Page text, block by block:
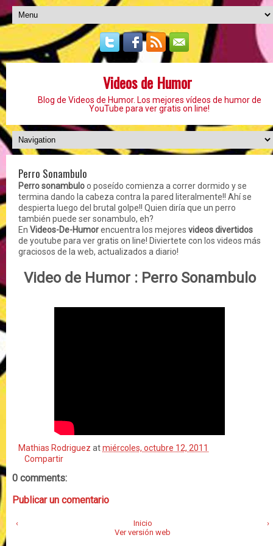
Videos de Humor
Blog de Videos de Humor. Los mejores vídeos de humor de
YouTube para ver gratis on line!
Perro Sonambulo
Perro sonambuloo poseído comienza a correr dormido y se
termina dando la cabeza contra la pared literalmente!! Ahí se
despierta luego del brutal golpe!! Quien diría que un perro
también puede ser sonambulo, eh?
En Videos-De-Humorencuentra los mejores videos divertidos
de youtube para ver gratis on line! Diviertete con los videos más
graciosos de la web, actualizados a diario!
Video de Humor : Perro Sonambulo
Mathias Rodriguez atmiércoles, octubre 12, 2011
Compartir
0 comments:
Publicar un comentario
‹ ›
Inicio
Ver versión web